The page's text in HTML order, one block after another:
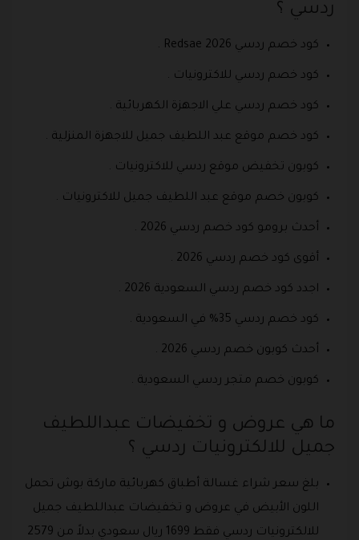
ردسي ؟
كود خصم ردسي Redsae 2026 .
كود خصم ردسي للاكترونيات .
كود خصم ردسي علي الاجهزة الكهربائية .
كود خصم موقع عبد اللطيف جميل للاجهزة المنزلية .
كوبون تخفيض موقع ردسي للاكترونيات .
كوبون خصم موقع عبد اللطيف جميل للاكترونيات .
أحدث برومو كود خصم ردسي 2026 .
أقوى كود خصم ردسي 2026 .
اجدد كود خصم ردسي السعودية 2026 .
كود خصم ردسي 35% في السعودية .
أحدث كوبون خصم ردسي 2026 .
كوبون خصم متجر ردسي السعودية .
ما هي عروض و تخفيضات عبداللطيف
جميل للالكترونيات ردسي ؟
بلغ سعر شراء غسالة أطباق كهربائية ماركة بوش تحمل
اللون الأبيض في عروض و تخفيضات عبداللطيف جميل
للالكترونيات ردسي فقط 1699 ريال سعودي بدلاً من 2579